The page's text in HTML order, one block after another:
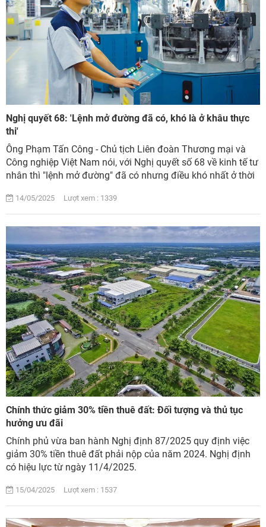
Nghị quyết 68: 'Lệnh mở đường đã có, khó là ở khâu thực
thi'
Ông Phạm Tấn Công - Chủ tịch Liên đoàn Thương mại và
Công nghiệp Việt Nam nói, với Nghị quyết số 68 về kinh tế tư
nhân thì "lệnh mở đường" đã có nhưng điều khó nhất ở thời
14/05/2025 Lượt xem : 1339
Chính thức giảm 30% tiền thuê đất: Đối tượng và thủ tục
hưởng ưu đãi
Chính phủ vừa ban hành Nghị định 87/2025 quy định việc
giảm 30% tiền thuê đất phải nộp của năm 2024. Nghị định
có hiệu lực từ ngày 11/4/2025.
15/04/2025 Lượt xem : 1537